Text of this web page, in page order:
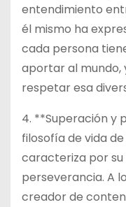
entendimiento
él mismo ha
cada persona
aportar al
respetar esa
4. **Superación y
filosofía de vida
caracteriza por
perseverancia. A
creador de